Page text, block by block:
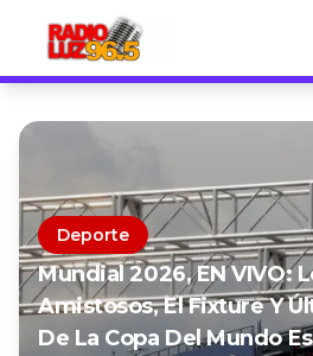
Deporte
Mundial 2026, EN VIVO:
Amistosos, El Fixture Y
De La Copa Del Mundo